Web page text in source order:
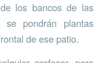
los bancos de las
pondrán plantas
de ese patio.